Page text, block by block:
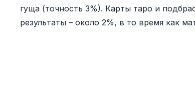
гуща (точность 3%). Карты таро и
результаты – около 2%, в то время как